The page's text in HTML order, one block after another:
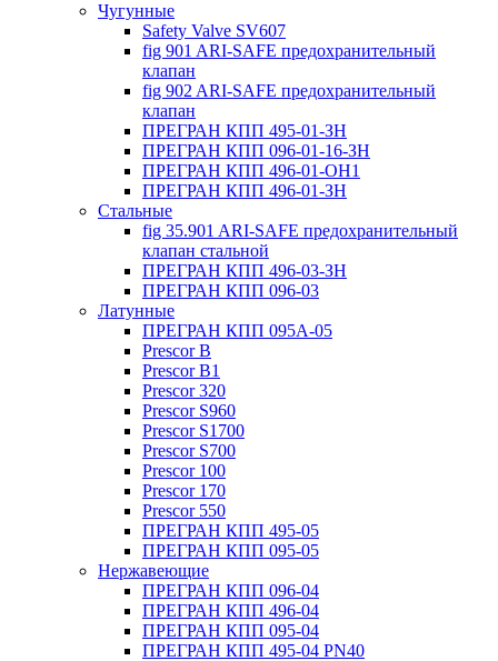
Чугунные
Safety Valve SV607
fig 901 ARI-SAFE предохранительный
клапан
fig 902 ARI-SAFE предохранительный
клапан
ПРЕГРАН КПП 495-01-ЗН
ПРЕГРАН КПП 096-01-16-ЗН
ПРЕГРАН КПП 496-01-ОН1
ПРЕГРАН КПП 496-01-ЗН
Стальные
fig 35.901 ARI-SAFE предохранительный
клапан стальной
ПРЕГРАН КПП 496-03-ЗН
ПРЕГРАН КПП 096-03
Латунные
ПРЕГРАН КПП 095А-05
Prescor B
Prescor B1
Prescor 320
Prescor S960
Prescor S1700
Prescor S700
Prescor 100
Prescor 170
Prescor 550
ПРЕГРАН КПП 495-05
ПРЕГРАН КПП 095-05
Нержавеющие
ПРЕГРАН КПП 096-04
ПРЕГРАН КПП 496-04
ПРЕГРАН КПП 095-04
ПРЕГРАН КПП 495-04 PN40